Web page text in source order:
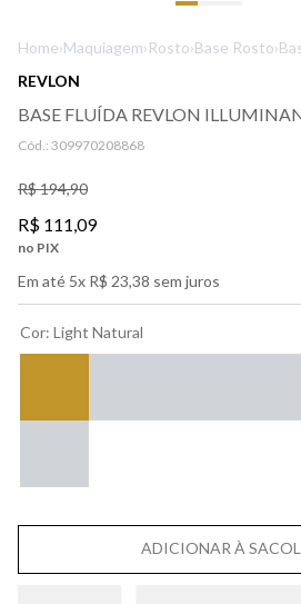
Home›Maquiagem›Rosto›Base Rosto›
REVLON
BASE FLUÍDA REVLON
Cód.: 309970208868
R$194,90
R$ 111,09
no PIX
Em até 5x R$ 23,38 sem juros
Cor: Light Natural
ADICIONAR À